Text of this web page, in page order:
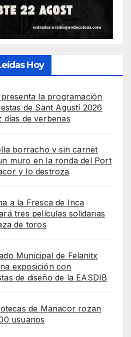
Hoy
presenta la programación
de Sant Agustí 2026
días de verbenas
borracho y sin carnet
muro en la ronda del Port
y lo destroza
a la Fresca de Inca
tres películas solidarias
de toros
Municipal de Felanitx
exposición con
de diseño de la EASDIB
de Manacor rozan
usuarios